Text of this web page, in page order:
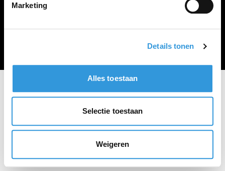
Marketing
Details tonen
Alles toestaan
Selectie toestaan
Weigeren